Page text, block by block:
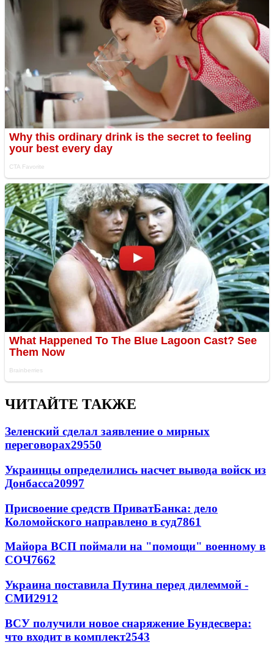
ЧИТАЙТЕ ТАКЖЕ
Зеленский сделал заявление о мирных
переговорах29550
Украинцы определились насчет вывода войск из
Донбасса20997
Присвоение средств ПриватБанка: дело
Коломойского направлено в суд7861
Майора ВСП поймали на "помощи" военному в
СОЧ7662
Украина поставила Путина перед дилеммой -
СМИ2912
ВСУ получили новое снаряжение Бундесвера:
что входит в комплект2543